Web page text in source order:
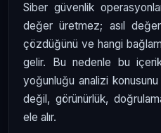
Siber güvenlik
değer üretmez; asıl
çözdüğünü ve hangi
gelir. Bu nedenle bu
yoğunluğu analizi
değil, görünürlük,
ele alır.